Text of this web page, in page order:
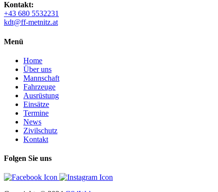
Kontakt:
+43 680 5532231
kdt@ff-metnitz.at
Menü
Home
Über uns
Mannschaft
Fahrzeuge
Ausrüstung
Einsätze
Termine
News
Zivilschutz
Kontakt
Folgen Sie uns